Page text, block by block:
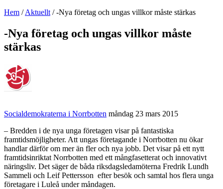
Hem /Aktuellt /-Nya företag och ungas villkor måste stärkas
-Nya företag och ungas villkor måste
stärkas
Socialdemokraterna i Norrbotten måndag 23 mars 2015
– Bredden i de nya unga företagen visar på fantastiska
framtidsmöjligheter. Att ungas företagande i Norrbotten nu ökar
handlar därför om mer än fler och nya jobb. Det visar på ett nytt
framtidsinriktat Norrbotten med ett mångfasetterat och innovativt
näringsliv. Det säger de båda riksdagsledamöterna Fredrik Lundh
Sammeli och Leif Pettersson efter besök och samtal hos flera unga
företagare i Luleå under måndagen.